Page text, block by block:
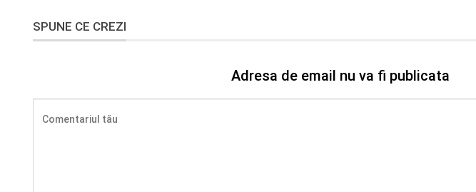
SPUNE CE CREZI
Adresa de email nu va fi publicata